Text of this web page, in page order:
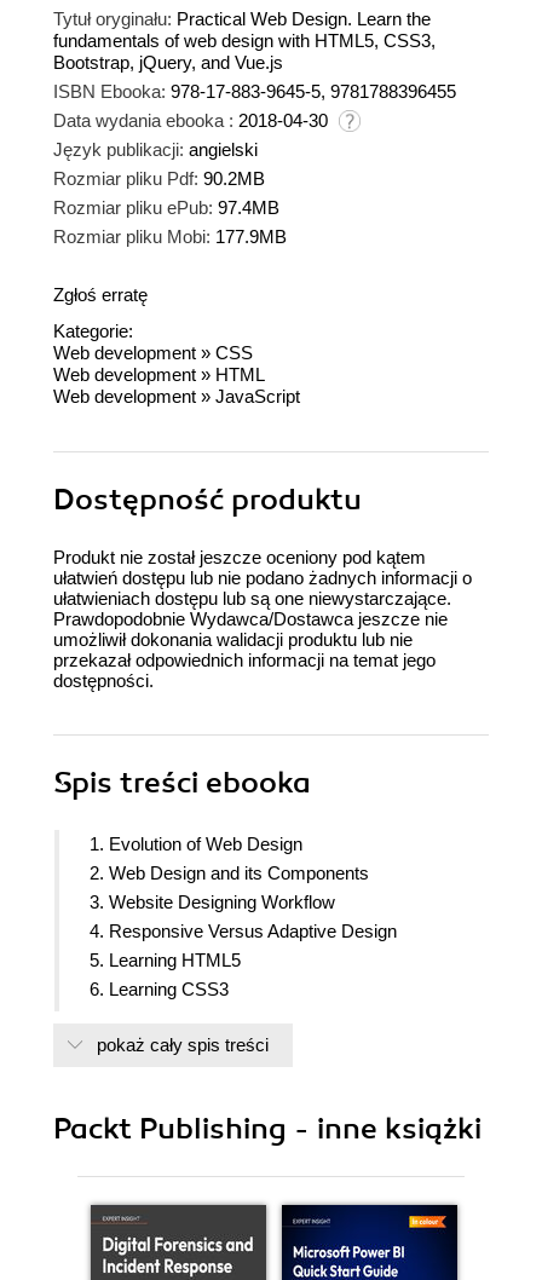
Tytuł oryginału: Practical Web Design. Learn the
fundamentals of web design with HTML5, CSS3,
Bootstrap, jQuery, and Vue.js
ISBN Ebooka: 978-17-883-9645-5, 9781788396455
Data wydania ebooka : 2018-04-30
Język publikacji: angielski
Rozmiar pliku Pdf: 90.2MB
Rozmiar pliku ePub: 97.4MB
Rozmiar pliku Mobi: 177.9MB
Zgłoś erratę
Kategorie:
Web development » CSS
Web development » HTML
Web development » JavaScript
Dostępność produktu
Produkt nie został jeszcze oceniony pod kątem
ułatwień dostępu lub nie podano żadnych informacji o
ułatwieniach dostępu lub są one niewystarczające.
Prawdopodobnie Wydawca/Dostawca jeszcze nie
umożliwił dokonania walidacji produktu lub nie
przekazał odpowiednich informacji na temat jego
dostępności.
Spis treści ebooka
1. Evolution of Web Design
2. Web Design and its Components
3. Website Designing Workflow
4. Responsive Versus Adaptive Design
5. Learning HTML5
6. Learning CSS3
8. Making Our Website Responsive
11. What Is Bootstrap?
14. Tools to Help Your Workflow
pokaż cały spis treści
Packt Publishing - inne książki